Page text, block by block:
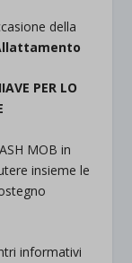
della
PER LO
MOB in
insieme le
informativi